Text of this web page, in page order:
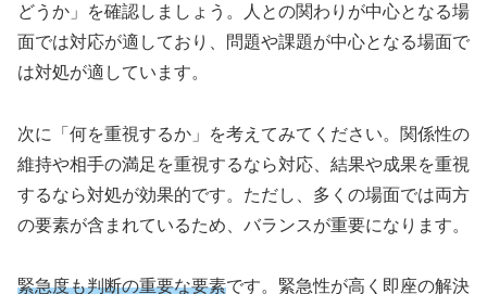
どうか」を確認しましょう。人との関わりが中心となる場
面では対応が適しており、問題や課題が中心となる場面で
は対処が適しています。
次に「何を重視するか」を考えてみてください。関係性の
維持や相手の満足を重視するなら対応、結果や成果を重視
するなら対処が効果的です。ただし、多くの場面では両方
の要素が含まれているため、バランスが重要になります。
緊急度も判断の重要な要素です。緊急性が高く即座の解決